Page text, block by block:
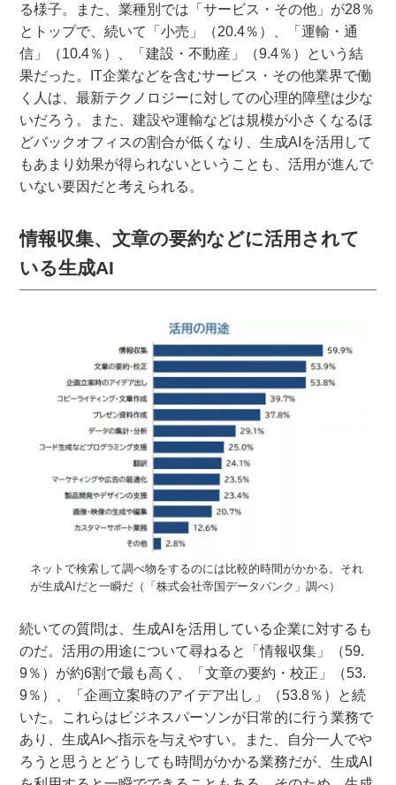
る様子。また、業種別では「サービス・その他」が28％
とトップで、続いて「小売」（20.4％）、「運輸・通
信」（10.4％）、「建設・不動産」（9.4％）という結
果だった。IT企業などを含むサービス・その他業界で働
く人は、最新テクノロジーに対しての心理的障壁は少な
いだろう。また、建設や運輸などは規模が小さくなるほ
どバックオフィスの割合が低くなり、生成AIを活用して
もあまり効果が得られないということも、活用が進んで
いない要因だと考えられる。
情報収集、文章の要約などに活用されて
いる生成AI
ネットで検索して調べ物をするのには比較的時間がかかる。それ
が生成AIだと一瞬だ（「株式会社帝国データバンク」調べ）
続いての質問は、生成AIを活用している企業に対するも
のだ。活用の用途について尋ねると「情報収集」（59.
9％）が約6割で最も高く、「文章の要約・校正」（53.
9％）、「企画立案時のアイデア出し」（53.8％）と続
いた。これらはビジネスパーソンが日常的に行う業務で
あり、生成AIへ指示を与えやすい。また、自分一人でや
ろうと思うとどうしても時間がかかる業務だが、生成AI